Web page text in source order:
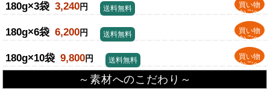
180g×3袋 3,240円
買い物
かごへ
送料無料
180g×6袋 6,200円
買い物
かごへ
送料無料
180g×10袋 9,800円
買い物
かごへ
送料無料
～素材へのこだわり～